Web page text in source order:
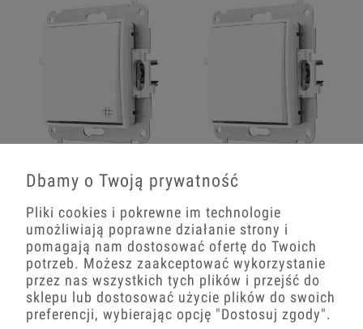
− +
Piktogramu) Biały Iwp-6.1
33,43 zł
− +
Dbamy o Twoją prywatność
Pliki cookies i pokrewne im technologie
umożliwiają poprawne działanie strony i
pomagają nam dostosować ofertę do Twoich
potrzeb. Możesz zaakceptować wykorzystanie
przez nas wszystkich tych plików i przejść do
sklepu lub dostosować użycie plików do swoich
preferencji, wybierając opcję "Dostosuj zgody".